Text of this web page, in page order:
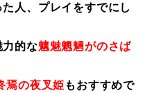
人、プレイをすでにし
力的な魑魅魍魎がのさば
焉の夜叉姫 もおすすめで